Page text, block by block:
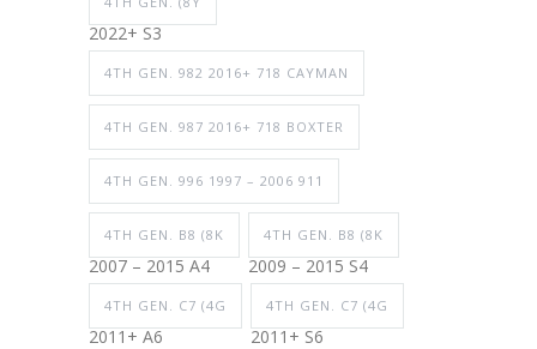
2022+ S3
4TH GEN. 982 2016+ 718 CAYMAN
4TH GEN. 987 2016+ 718 BOXTER
4TH GEN. 996 1997 – 2006 911
4TH GEN. B8 (8K
2007 – 2015 A4
4TH GEN. B8 (8K
2009 – 2015 S4
4TH GEN. C7 (4G
2011+ A6
4TH GEN. C7 (4G
2011+ S6